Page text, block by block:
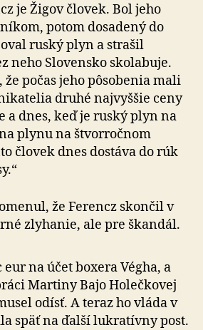
je Žigov človek. Bol jeho
potom dosadený do
ruský plyn a strašil
neho Slovensko skolabuje.
že počas jeho pôsobenia mali
druhé najvyššie ceny
a dnes, keď je ruský plyn na
plynu na štvorročnom
človek dnes dostáva do rúk
že Ferencz skončil v
zlyhanie, ale pre škandál.
eur na účet boxera Végha, a
Martiny Bajo Holečkovej
odísť. A teraz ho vláda v
späť na ďalší lukratívny post.